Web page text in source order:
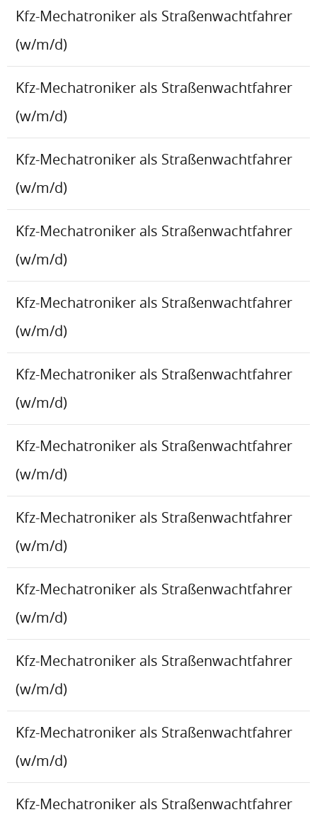
Kfz-Mechatroniker als Straßenwachtfahrer
(w/m/d)
Kfz-Mechatroniker als Straßenwachtfahrer
(w/m/d)
Kfz-Mechatroniker als Straßenwachtfahrer
(w/m/d)
Kfz-Mechatroniker als Straßenwachtfahrer
(w/m/d)
Kfz-Mechatroniker als Straßenwachtfahrer
(w/m/d)
Kfz-Mechatroniker als Straßenwachtfahrer
(w/m/d)
Kfz-Mechatroniker als Straßenwachtfahrer
(w/m/d)
Kfz-Mechatroniker als Straßenwachtfahrer
(w/m/d)
Kfz-Mechatroniker als Straßenwachtfahrer
(w/m/d)
Kfz-Mechatroniker als Straßenwachtfahrer
(w/m/d)
Kfz-Mechatroniker als Straßenwachtfahrer
(w/m/d)
Kfz-Mechatroniker als Straßenwachtfahrer